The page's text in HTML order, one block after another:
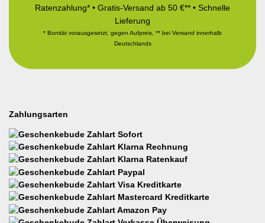
Ratenzahlung* • Gratis-Versand ab 50 €** • Schnelle
Lieferung
* Bonität vorausgesetzt, gegen Aufpreis, ** bei Versand innerhalb
Deutschlands
Zahlungsarten